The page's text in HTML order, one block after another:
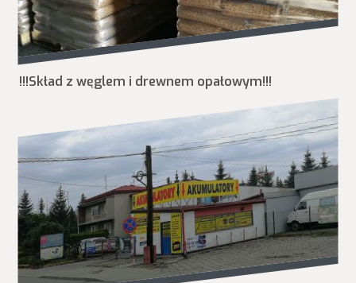
!!!Skład z węglem i drewnem opałowym!!!